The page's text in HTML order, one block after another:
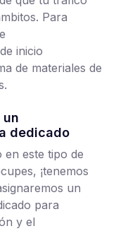
Para
inicio
de materiales de
un
dedicado
en este tipo de
¡tenemos
un
para
y el